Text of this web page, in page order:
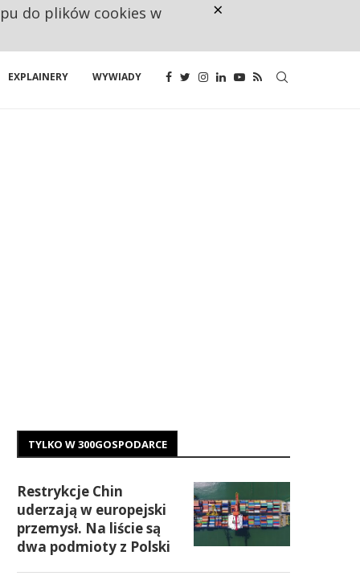
EXPLAINERY WYWIADY
TYLKO W 300GOSPODARCE
Restrykcje Chin
uderzają w europejski
przemysł. Na liście są
dwa podmioty z Polski
do plików cookies w ×